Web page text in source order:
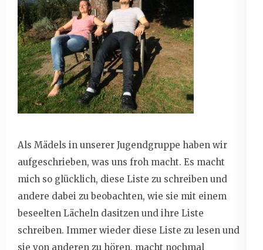
Als Mädels in unserer Jugendgruppe haben wir
aufgeschrieben, was uns froh macht. Es macht
mich so glücklich, diese Liste zu schreiben und
andere dabei zu beobachten, wie sie mit einem
beseelten Lächeln dasitzen und ihre Liste
schreiben. Immer wieder diese Liste zu lesen und
sie von anderen zu hören, macht nochmal